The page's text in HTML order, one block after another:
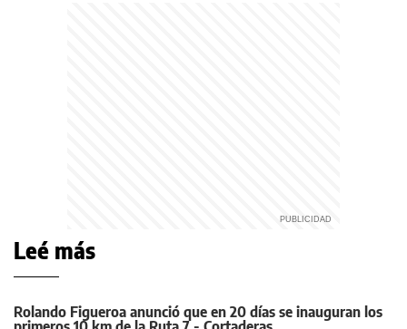
Leé más
Rolando Figueroa anunció que en 20 días se inauguran los